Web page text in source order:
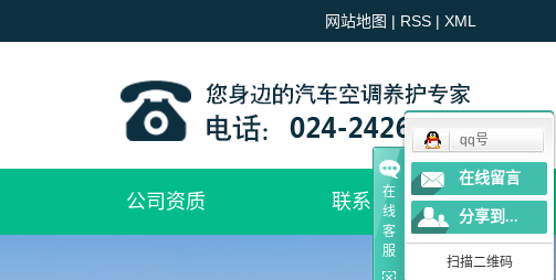
网站地图 | RSS | XML
公司资质 联系我们
在
线
客
服
qq号
在线留言
分享到...
扫描二维码